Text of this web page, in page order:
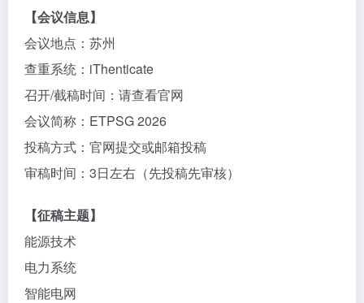
【会议信息】
会议地点：苏州
查重系统：iThenticate
召开/截稿时间：请查看官网
会议简称：ETPSG 2026
投稿方式：官网提交或邮箱投稿
审稿时间：3日左右（先投稿先审核）
【征稿主题】
能源技术
电力系统
智能电网